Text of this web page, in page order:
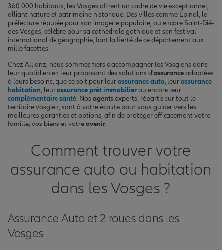
360 000 habitants, les Vosges offrent un cadre de vie exceptionnel,
alliant nature et patrimoine historique. Des villes comme Épinal, la
préfecture réputée pour son imagerie populaire, ou encore Saint-Dié-
des-Vosges, célèbre pour sa cathédrale gothique et son festival
international de géographie, font la fierté de ce département aux
mille facettes.
Chez Allianz, nous sommes fiers d'accompagner les Vosgiens dans
leur quotidien en leur proposant des solutions d'assuranceadaptées
à leurs besoins, que ce soit pour leurassurance auto, leurassurance
habitation, leurassurance prêt immobilierou encore leur
complémentaire santé. Nos agentsexperts, répartis sur tout le
territoire vosgien, sont à votre écoute pour vous guider vers les
meilleures garanties et options, afin de protéger efficacement votre
famille, vos biens et votreavenir.
Comment trouver votre
assurance auto ou habitation
dans les Vosges ?
Assurance Auto et 2 roues dans les
Vosges